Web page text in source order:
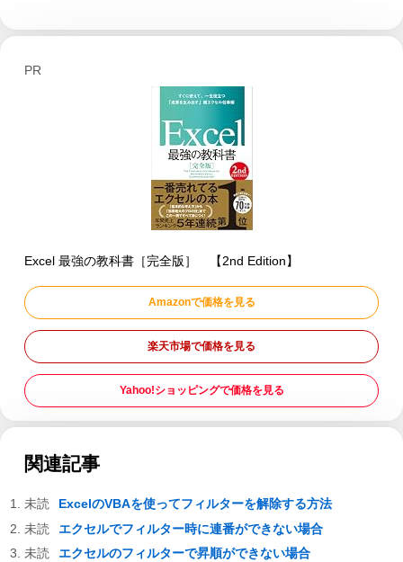
PR
Excel 最強の教科書［完全版］ 【2nd Edition】
Amazonで価格を見る
楽天市場で価格を見る
Yahoo!ショッピングで価格を見る
関連記事
ExcelのVBAを使ってフィルターを解除する方法
エクセルでフィルター時に連番ができない場合
エクセルのフィルターで昇順ができない場合